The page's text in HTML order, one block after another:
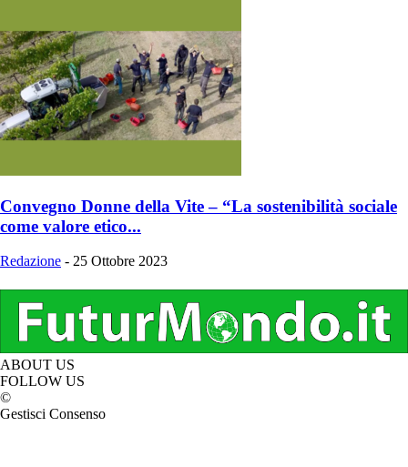
Convegno Donne della Vite – “La sostenibilità sociale
come valore etico...
Redazione - 25 Ottobre 2023
ABOUT US
FOLLOW US
©
Gestisci Consenso